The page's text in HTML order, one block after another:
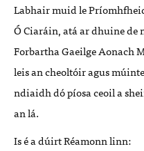
Labhair muid le
Ó Ciaráin, atá ar dhuine
Forbartha Gaeilge Aonach
leis an cheoltóir agus
ndiaidh dó píosa ceoil a
an lá.
Is é a dúirt Réamonn linn: